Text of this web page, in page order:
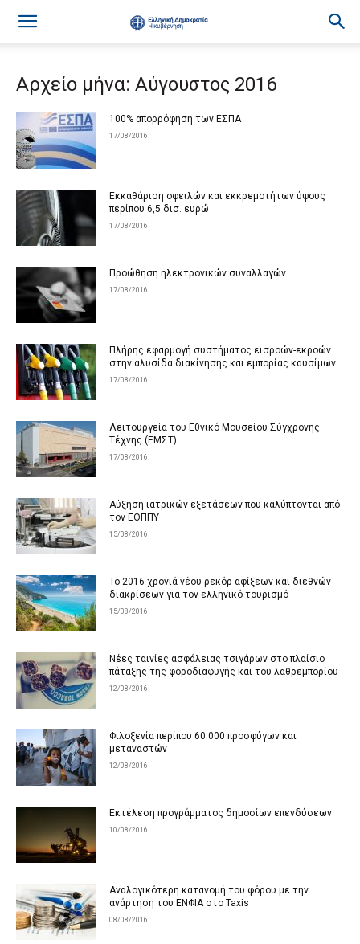
Αρχείο μήνα: Αύγουστος 2016
100% απορρόφηση των ΕΣΠΑ
17/08/2016
Εκκαθάριση οφειλών και εκκρεμοτήτων ύψους
περίπου 6,5 δισ. ευρώ
17/08/2016
Προώθηση ηλεκτρονικών συναλλαγών
17/08/2016
Πλήρης εφαρμογή συστήματος εισροών-εκροών
στην αλυσίδα διακίνησης και εμπορίας καυσίμων
17/08/2016
Λειτουργεία του Εθνικό Μουσείου Σύγχρονης
Τέχνης (ΕΜΣΤ)
17/08/2016
Αύξηση ιατρικών εξετάσεων που καλύπτονται από
τον ΕΟΠΠΥ
15/08/2016
Το 2016 χρονιά νέου ρεκόρ αφίξεων και διεθνών
διακρίσεων για τον ελληνικό τουρισμό
15/08/2016
Νέες ταινίες ασφάλειας τσιγάρων στο πλαίσιο
πάταξης της φοροδιαφυγής και του λαθρεμπορίου
12/08/2016
Φιλοξενία περίπου 60.000 προσφύγων και
μεταναστών
12/08/2016
Εκτέλεση προγράμματος δημοσίων επενδύσεων
10/08/2016
Αναλογικότερη κατανομή του φόρου με την
ανάρτηση του ΕΝΦΙΑ στο Taxis
08/08/2016